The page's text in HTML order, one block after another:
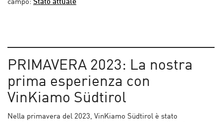
campo: Stato attuale
PRIMAVERA 2023: La nostra
prima esperienza con
VinKiamo Südtirol
Nella primavera del 2023, VinKiamo Südtirol è stato